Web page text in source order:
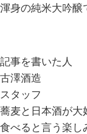
渾身の純米大吟醸
記事を書いた人
古澤酒造
スタッフ
蕎麦と日本酒が大
食べると言う楽し